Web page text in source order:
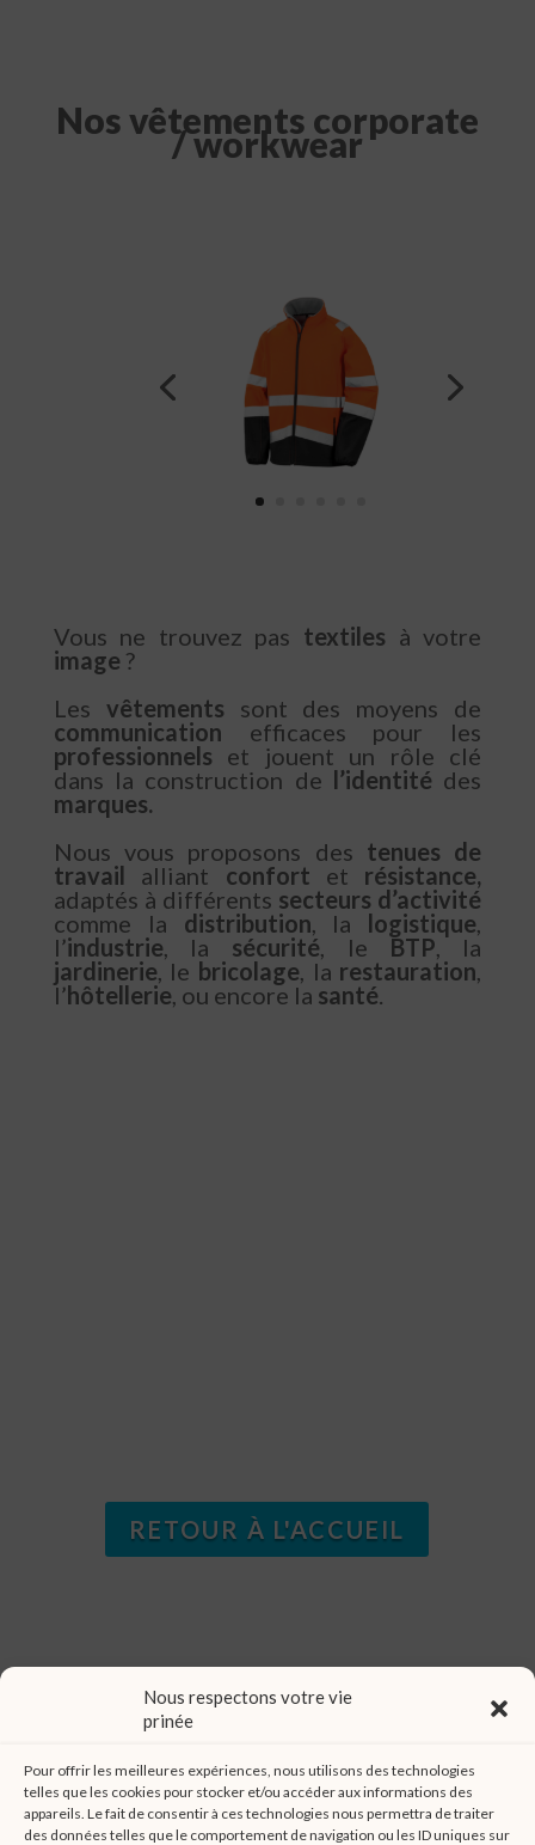
Nous respectons votre vie
prinée
Pour offrir les meilleures expériences, nous utilisons des technologies
telles que les cookies pour stocker et/ou accéder aux informations des
appareils. Le fait de consentir à ces technologies nous permettra de traiter
des données telles que le comportement de navigation ou les ID uniques sur
Nos vêtements corporate
/ workwear
Vous ne trouvez pas textiles à votre
image ?
Les vêtements sont des moyens de
communication efficaces pour les
professionnels et jouent un rôle clé
dans la construction de l’identité des
marques.
Nous vous proposons des tenues de
travail alliant confort et résistance,
adaptés à différents secteurs d’activité
comme la distribution, la logistique,
l’industrie, la sécurité, le BTP, la
jardinerie, le bricolage, la restauration,
l’hôtellerie, ou encore la santé.
RETOUR À L'ACCUEIL
La Broderie Le Flocage
L’Impression DTF
L’Impression directe
La Sublimation